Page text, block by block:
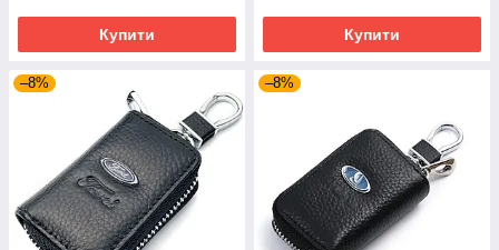
Купити Купити
–8% –8%